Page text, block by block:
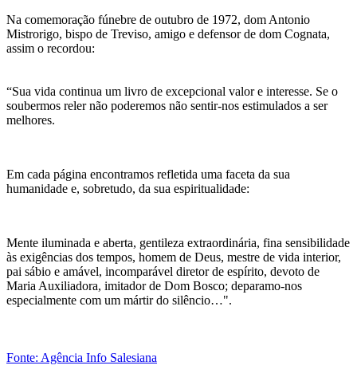
Na comemoração fúnebre de outubro de 1972, dom Antonio
Mistrorigo, bispo de Treviso, amigo e defensor de dom Cognata,
assim o recordou:
“Sua vida continua um livro de excepcional valor e interesse. Se o
soubermos reler não poderemos não sentir-nos estimulados a ser
melhores.
Em cada página encontramos refletida uma faceta da sua
humanidade e, sobretudo, da sua espiritualidade:
Mente iluminada e aberta, gentileza extraordinária, fina sensibilidade
às exigências dos tempos, homem de Deus, mestre de vida interior,
pai sábio e amável, incomparável diretor de espírito, devoto de
Maria Auxiliadora, imitador de Dom Bosco; deparamo-nos
especialmente com um mártir do silêncio…".
Fonte: Agência Info Salesiana